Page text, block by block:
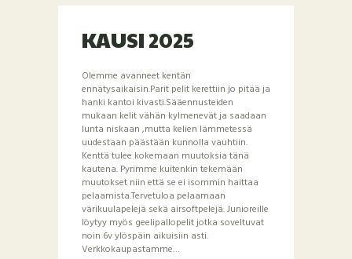
KAUSI 2025
Olemme avanneet kentän
ennätysaikaisin.Parit pelit kerettiin jo pitää ja
hanki kantoi kivasti.Sääennusteiden
mukaan kelit vähän kylmenevät ja saadaan
lunta niskaan ,mutta kelien lämmetessä
uudestaan päästään kunnolla vauhtiin.
Kenttä tulee kokemaan muutoksia tänä
kautena. Pyrimme kuitenkin tekemään
muutokset niin että se ei isommin haittaa
pelaamista.Tervetuloa pelaamaan
värikuulapelejä sekä airsoftpelejä. Junioreille
löytyy myös geelipallopelit jotka soveltuvat
noin 6v ylöspäin aikuisiin asti.
Verkkokaupastamme…